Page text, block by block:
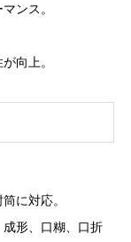
ンス。
向上。
に対応。
形、口糊、口折